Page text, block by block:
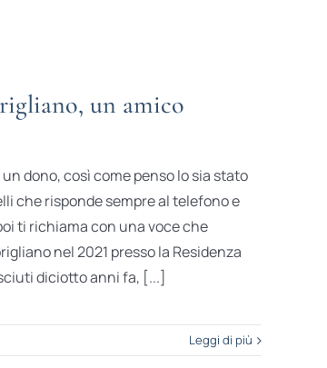
un amico
dono, così come penso lo sia stato
che risponde sempre al telefono e
ti richiama con una voce che
nel 2021 presso la Residenza
diciotto anni fa, [...]
Leggi di più